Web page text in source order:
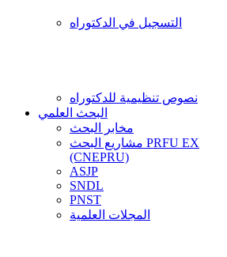
التسجيل في الدكتوراه
نصوص تنظيمية للدكتوراه
البحث العلمي
مخابر البحث
مشاريع البحث PRFU EX
(CNEPRU)
ASJP
SNDL
PNST
المجلات العلمية